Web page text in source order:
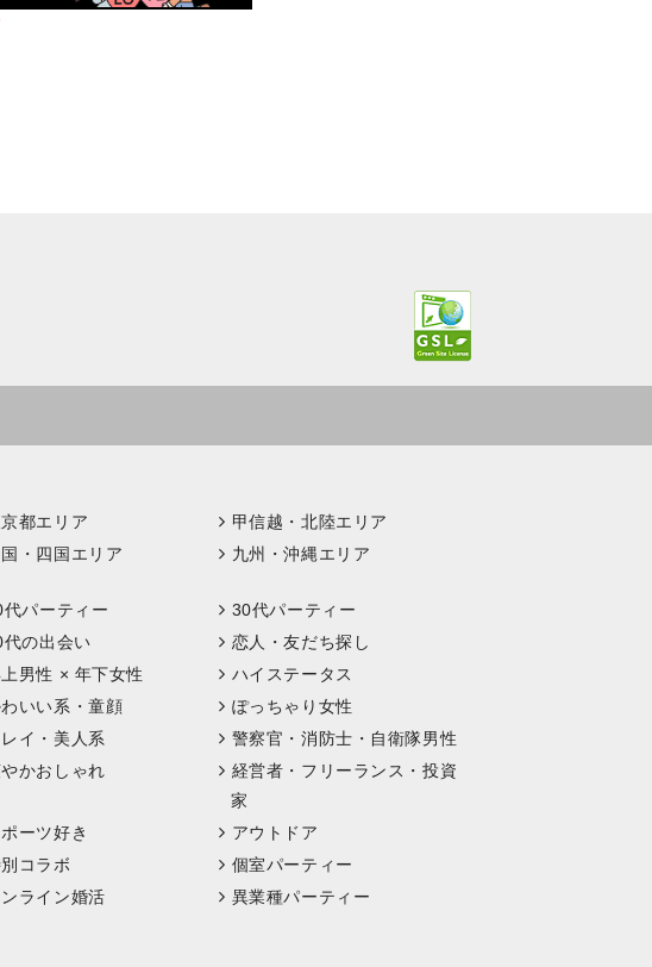
都エリア
甲信越・北陸エリア
・四国エリア 九州・沖縄エリア
代パーティー
30代パーティー
代の出会い
恋人・友だち探し
男性 × 年下女性
ハイステータス
いい系・童顔
ぽっちゃり女性
イ・美人系
警察官・消防士・自衛隊男性
かおしゃれ
経営者・フリーランス・投資
家
ポーツ好き
アウトドア
コラボ
個室パーティー
ライン婚活
異業種パーティー